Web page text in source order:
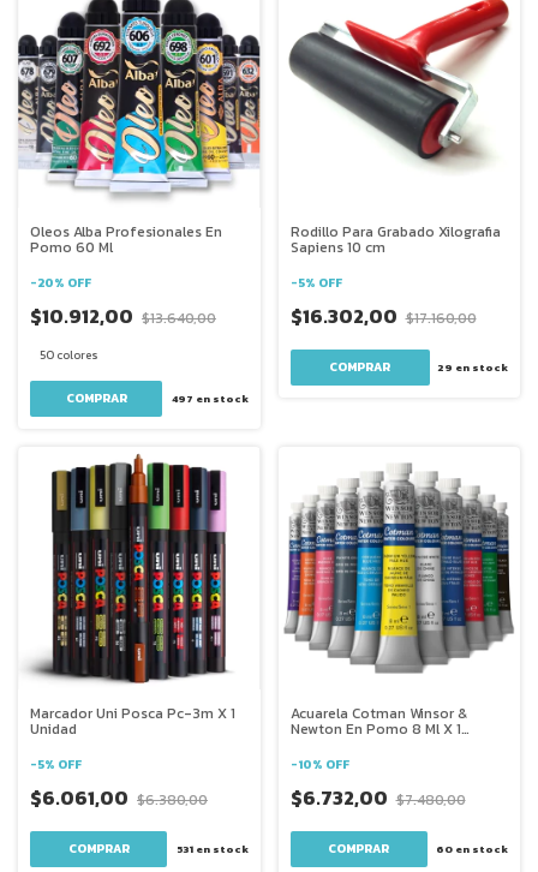
Oleos Alba Profesionales En
Pomo 60 Ml
-20% OFF
$10.912,00 $13.640,00
50 colores
COMPRAR 497 en stock
Rodillo Para Grabado Xilografia
Sapiens 10 cm
-5% OFF
$16.302,00 $17.160,00
29 en stock
Marcador Uni Posca Pc-3m X 1
Unidad
-5% OFF
$6.061,00 $6.380,00
COMPRAR 531en stock
Acuarela Cotman Winsor &
Newton En Pomo 8 Ml X 1
-10% OFF
$6.732,00 $7.480,00
COMPRAR 60 en stock